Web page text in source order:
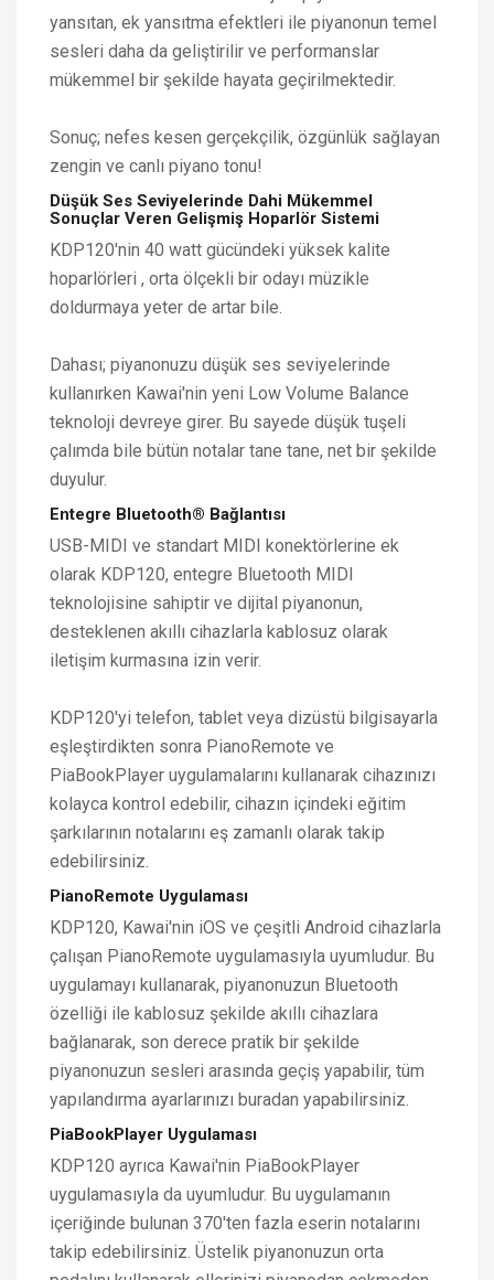
yansıtan, ek yansıtma efektleri ile piyanonun temel
sesleri daha da geliştirilir ve performanslar
mükemmel bir şekilde hayata geçirilmektedir.
Sonuç; nefes kesen gerçekçilik, özgünlük sağlayan
zengin ve canlı piyano tonu!
Düşük Ses Seviyelerinde Dahi Mükemmel
Sonuçlar Veren Gelişmiş Hoparlör Sistemi
KDP120'nin 40 watt gücündeki yüksek kalite
hoparlörleri , orta ölçekli bir odayı müzikle
doldurmaya yeter de artar bile.
Dahası; piyanonuzu düşük ses seviyelerinde
kullanırken ​Kawai'nin yeni Low Volume Balance
teknoloji devreye girer. Bu sayede düşük tuşeli
çalımda bile bütün notalar tane tane, net bir şekilde
duyulur.
Entegre Bluetooth® Bağlantısı
USB-MIDI ve standart MIDI konektörlerine ek
olarak KDP120, entegre Bluetooth MIDI
teknolojisine sahiptir ve dijital piyanonun,
desteklenen akıllı cihazlarla kablosuz olarak
iletişim kurmasına izin verir.
KDP120'yi telefon, tablet veya dizüstü bilgisayarla
eşleştirdikten sonra PianoRemote ve
PiaBookPlayer uygulamalarını kullanarak cihazınızı
kolayca kontrol edebilir, cihazın içindeki eğitim
şarkılarının notalarını eş zamanlı olarak takip
edebilirsiniz.
PianoRemote Uygulaması
KDP120, Kawai'nin iOS ve çeşitli Android cihazlarla
çalışan PianoRemote uygulamasıyla uyumludur. Bu
uygulamayı kullanarak, piyanonuzun Bluetooth
özelliği ile kablosuz şekilde akıllı cihazlara
bağlanarak, son derece pratik bir şekilde
piyanonuzun sesleri arasında geçiş yapabilir, tüm
yapılandırma ayarlarınızı buradan yapabilirsiniz.
PiaBookPlayer Uygulaması
KDP120 ayrıca Kawai'nin PiaBookPlayer
uygulamasıyla da uyumludur. Bu uygulamanın
içeriğinde bulunan 370'ten fazla eserin notalarını
takip edebilirsiniz. Üstelik piyanonuzun orta